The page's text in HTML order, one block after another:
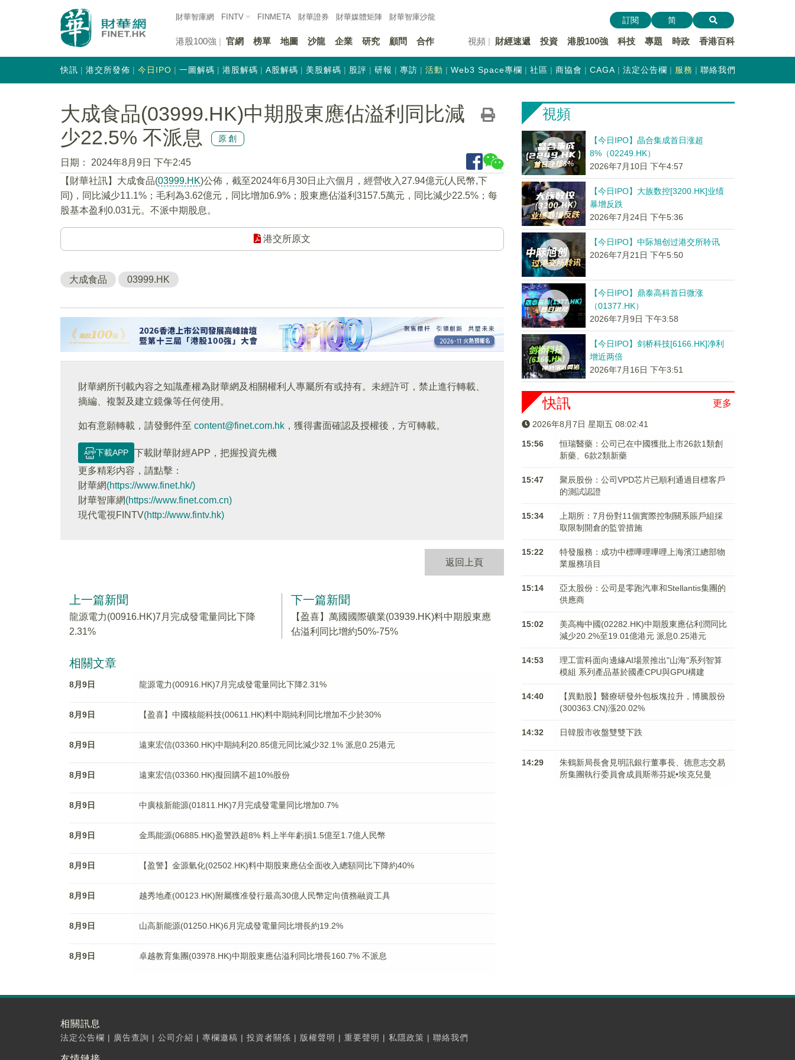
財華智庫網 FINTV FINMETA 財華證券 財華媒體矩陣 財華智庫沙龍
港股100強 官網 榜單 地圖 沙龍 企業 研究 顧問 合作 視頻 財經速遞 投資 港股100強 科技 專題 時政 香港百科
訂閱 简
快訊 港交所發佈 今日IPO 一圖解碼 港股解碼 A股解碼 美股解碼 股評 研報 專訪 活動 Web3 Space專欄 社區 商協會 CAGA 法定公告欄 服務 聯絡我們
大成食品(03999.HK)中期股東應佔溢利同比減
少22.5% 不派息
原創
日期：
2024年8月9日 下午2:45
【財華社訊】大成食品(03999.HK)公佈，截至2024年6月30日止六個月，經營收入27.94億元(人民幣,下
同)，同比減少11.1%；毛利為3.62億元，同比增加6.9%；股東應佔溢利3157.5萬元，同比減少22.5%；每
股基本盈利0.031元。不派中期股息。
港交所原文
大成食品 03999.HK
財華網所刊載內容之知識產權為財華網及相關權利人專屬所有或持有。未經許可，禁止進行轉載、
摘編、複製及建立鏡像等任何使用。
如有意願轉載，請發郵件至 content@finet.com.hk ，獲得書面確認及授權後，方可轉載。
下載APP
下載財華財經APP，把握投資先機
更多精彩内容，請點擊：
財華網(https://www.finet.hk/)
財華智庫網(https://www.finet.com.cn)
現代電視FINTV(http://www.fintv.hk)
返回上頁
上一篇新聞
龍源電力(00916.HK)7月完成發電量同比下降
2.31%
下一篇新聞
【盈喜】萬國國際礦業(03939.HK)料中期股東應
佔溢利同比增約50%-75%
相關文章
8月9日 龍源電力(00916.HK)7月完成發電量同比下降2.31%
8月9日 【盈喜】中國核能科技(00611.HK)料中期純利同比增加不少於30%
8月9日 遠東宏信(03360.HK)中期純利20.85億元同比減少32.1% 派息0.25港元
8月9日 遠東宏信(03360.HK)擬回購不超10%股份
8月9日 中廣核新能源(01811.HK)7月完成發電量同比增加0.7%
8月9日 金馬能源(06885.HK)盈警跌超8% 料上半年虧損1.5億至1.7億人民幣
8月9日 【盈警】金源氫化(02502.HK)料中期股東應佔全面收入總額同比下降約40%
8月9日 越秀地產(00123.HK)附屬獲准發行最高30億人民幣定向債務融資工具
8月9日 山高新能源(01250.HK)6月完成發電量同比增長約19.2%
8月9日 卓越教育集團(03978.HK)中期股東應佔溢利同比增長160.7% 不派息
視頻
【今日IPO】晶合集成首日涨超
8%（02249.HK）
2026年7月10日 下午4:57
【今日IPO】大族数控[3200.HK]业绩
暴增反跌
2026年7月24日 下午5:36
【今日IPO】中际旭创过港交所聆讯
2026年7月21日 下午5:50
【今日IPO】鼎泰高科首日微涨
（01377.HK）
2026年7月9日 下午3:58
【今日IPO】剑桥科技[6166.HK]净利
增近两倍
2026年7月16日 下午3:51
更多
快訊
2026年8月7日 星期五 08:02:42
15:56
恒瑞醫藥：公司已在中國獲批上市26款1類創
新藥、6款2類新藥
15:47
聚辰股份：公司VPD芯片已順利通過目標客戶
的測試認證
15:34
上期所：7月份對11個實際控制關系賬戶組採
取限制開倉的監管措施
15:22
特發服務：成功中標嗶哩嗶哩上海濱江總部物
業服務項目
15:14
亞太股份：公司是零跑汽車和Stellantis集團的
供應商
15:02
美高梅中國(02282.HK)中期股東應佔利潤同比
減少20.2%至19.01億港元 派息0.25港元
14:53
理工雷科面向邊緣AI場景推出"山海"系列智算
模組 系列產品基於國產CPU與GPU構建
14:40
【異動股】醫療研發外包板塊拉升，博騰股份
(300363.CN)漲20.02%
14:32 日韓股市收盤雙雙下跌
14:29
朱鶴新局長會見明訊銀行董事長、德意志交易
所集團執行委員會成員斯蒂芬妮•埃克兒曼
相關訊息
法定公告欄 | 廣告查詢 | 公司介紹 | 專欄邀稿 | 投資者關係 | 版權聲明 | 重要聲明 | 私隱政策 | 聯絡我們